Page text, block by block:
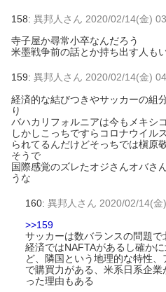
158: 異邦人さん 2020/02/14(金)
寺子屋か尋常小卒なんだろう
米墨戦争前の話とか持ち出す人も
159: 異邦人さん 2020/02/14(金)
経済的な結びつきやサッカーの組
り
バハカリフォルニアは今もメキシ
しかしこっちですらコロナウイル
られてるんだけどそっちでは槇原
そうで
国際感覚のズレたオジさんオバさ
うな
160: 異邦人さん 2020/02/14(
>>159
サッカーは数バランスの問題
経済ではNAFTAがあるし確か
ど、隣国という地理的な特性
で購買力がある、米系日系企
った理由もある